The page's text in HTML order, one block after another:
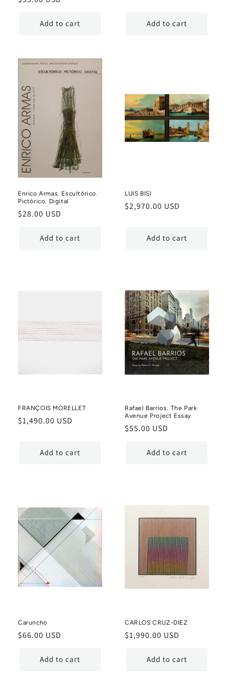
Add to cart Add to cart
Enrico Armas. Escultórico.
Pictórico. Digital
Regular
$28.00 USD
Add to cart
LUIS BISI
Regular
$2,970.00 USD
Add to cart
FRANÇOIS MORELLET
Regular
$1,490.00 USD
Add to cart
Rafael Barrios. The Park
Avenue Project Essay
Regular
$55.00 USD
Add to cart
Caruncho
Regular
$66.00 USD
Add to cart
CARLOS CRUZ-DIEZ
Regular
$1,990.00 USD
Add to cart